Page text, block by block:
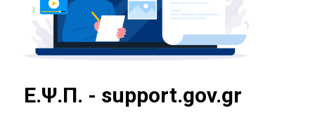
E.Ψ.Π. - support.gov.gr